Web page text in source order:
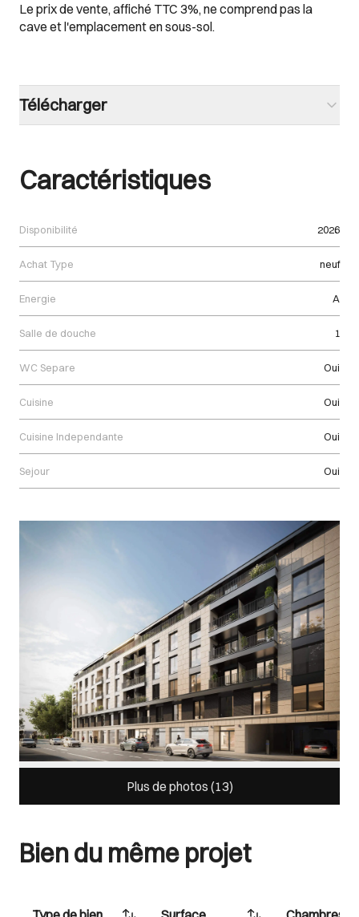
Le prix de vente, affiché TTC 3%, ne comprend pas la
cave et l'emplacement en sous-sol.
Télécharger
Caractéristiques
Disponibilité 2026
Achat Type neuf
Energie A
Salle de douche 1
WC Separe Oui
Cuisine Oui
Cuisine Independante Oui
Sejour Oui
Images Gallery
Plus de photos (13)
Bien du même projet